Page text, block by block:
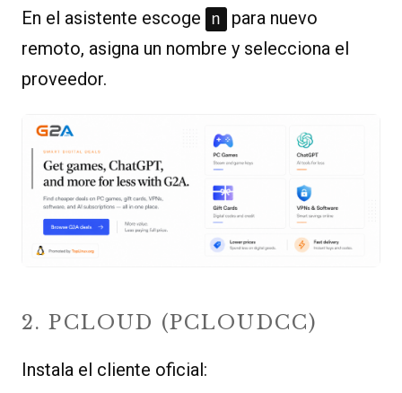
En el asistente escoge n
para nuevo
remoto, asigna un nombre y selecciona el
proveedor.
2. PCLOUD (PCLOUDCC)
Instala el cliente oficial: